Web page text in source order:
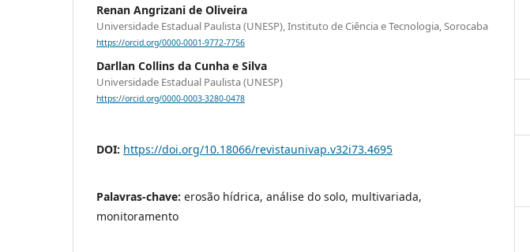
Renan Angrizani de Oliveira
Universidade Estadual Paulista (UNESP), Instituto de Ciência e Tecnologia, Sorocaba
https://orcid.org/0000-0001-9772-7756
Darllan Collins da Cunha e Silva
Universidade Estadual Paulista (UNESP)
https://orcid.org/0000-0003-3280-0478
DOI: https://doi.org/10.18066/revistaunivap.v32i73.4695
Palavras-chave: erosão hídrica, análise do solo, multivariada,
monitoramento